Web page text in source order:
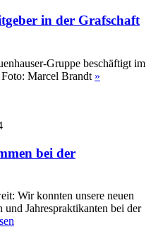
in der Grafschaft
Gruppe beschäftigt im
Marcel Brandt »
bei der
Wir konnten unsere neuen
Jahrespraktikanten bei der